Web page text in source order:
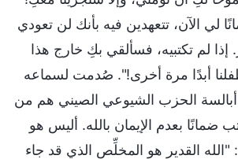
لي الآن، تتعهدين فيه بأنك لن تعودي
إذا لم تكتبيه، فسألقي بكِ خارج هذا
أبدًا مرة أخرى!". صُدمت لسماعه
الحزب الشيوعي الصيني هم من
بعدم الإيمان بالله. أليس هو
القدير هو المخلِّص الذي قد جاء